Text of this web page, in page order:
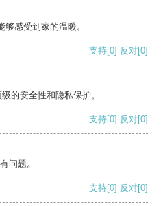
感受到家的温暖。
支持[0] 反对[0]
的安全性和隐私保护。
支持[0] 反对[0]
问题。
支持[0] 反对[0]